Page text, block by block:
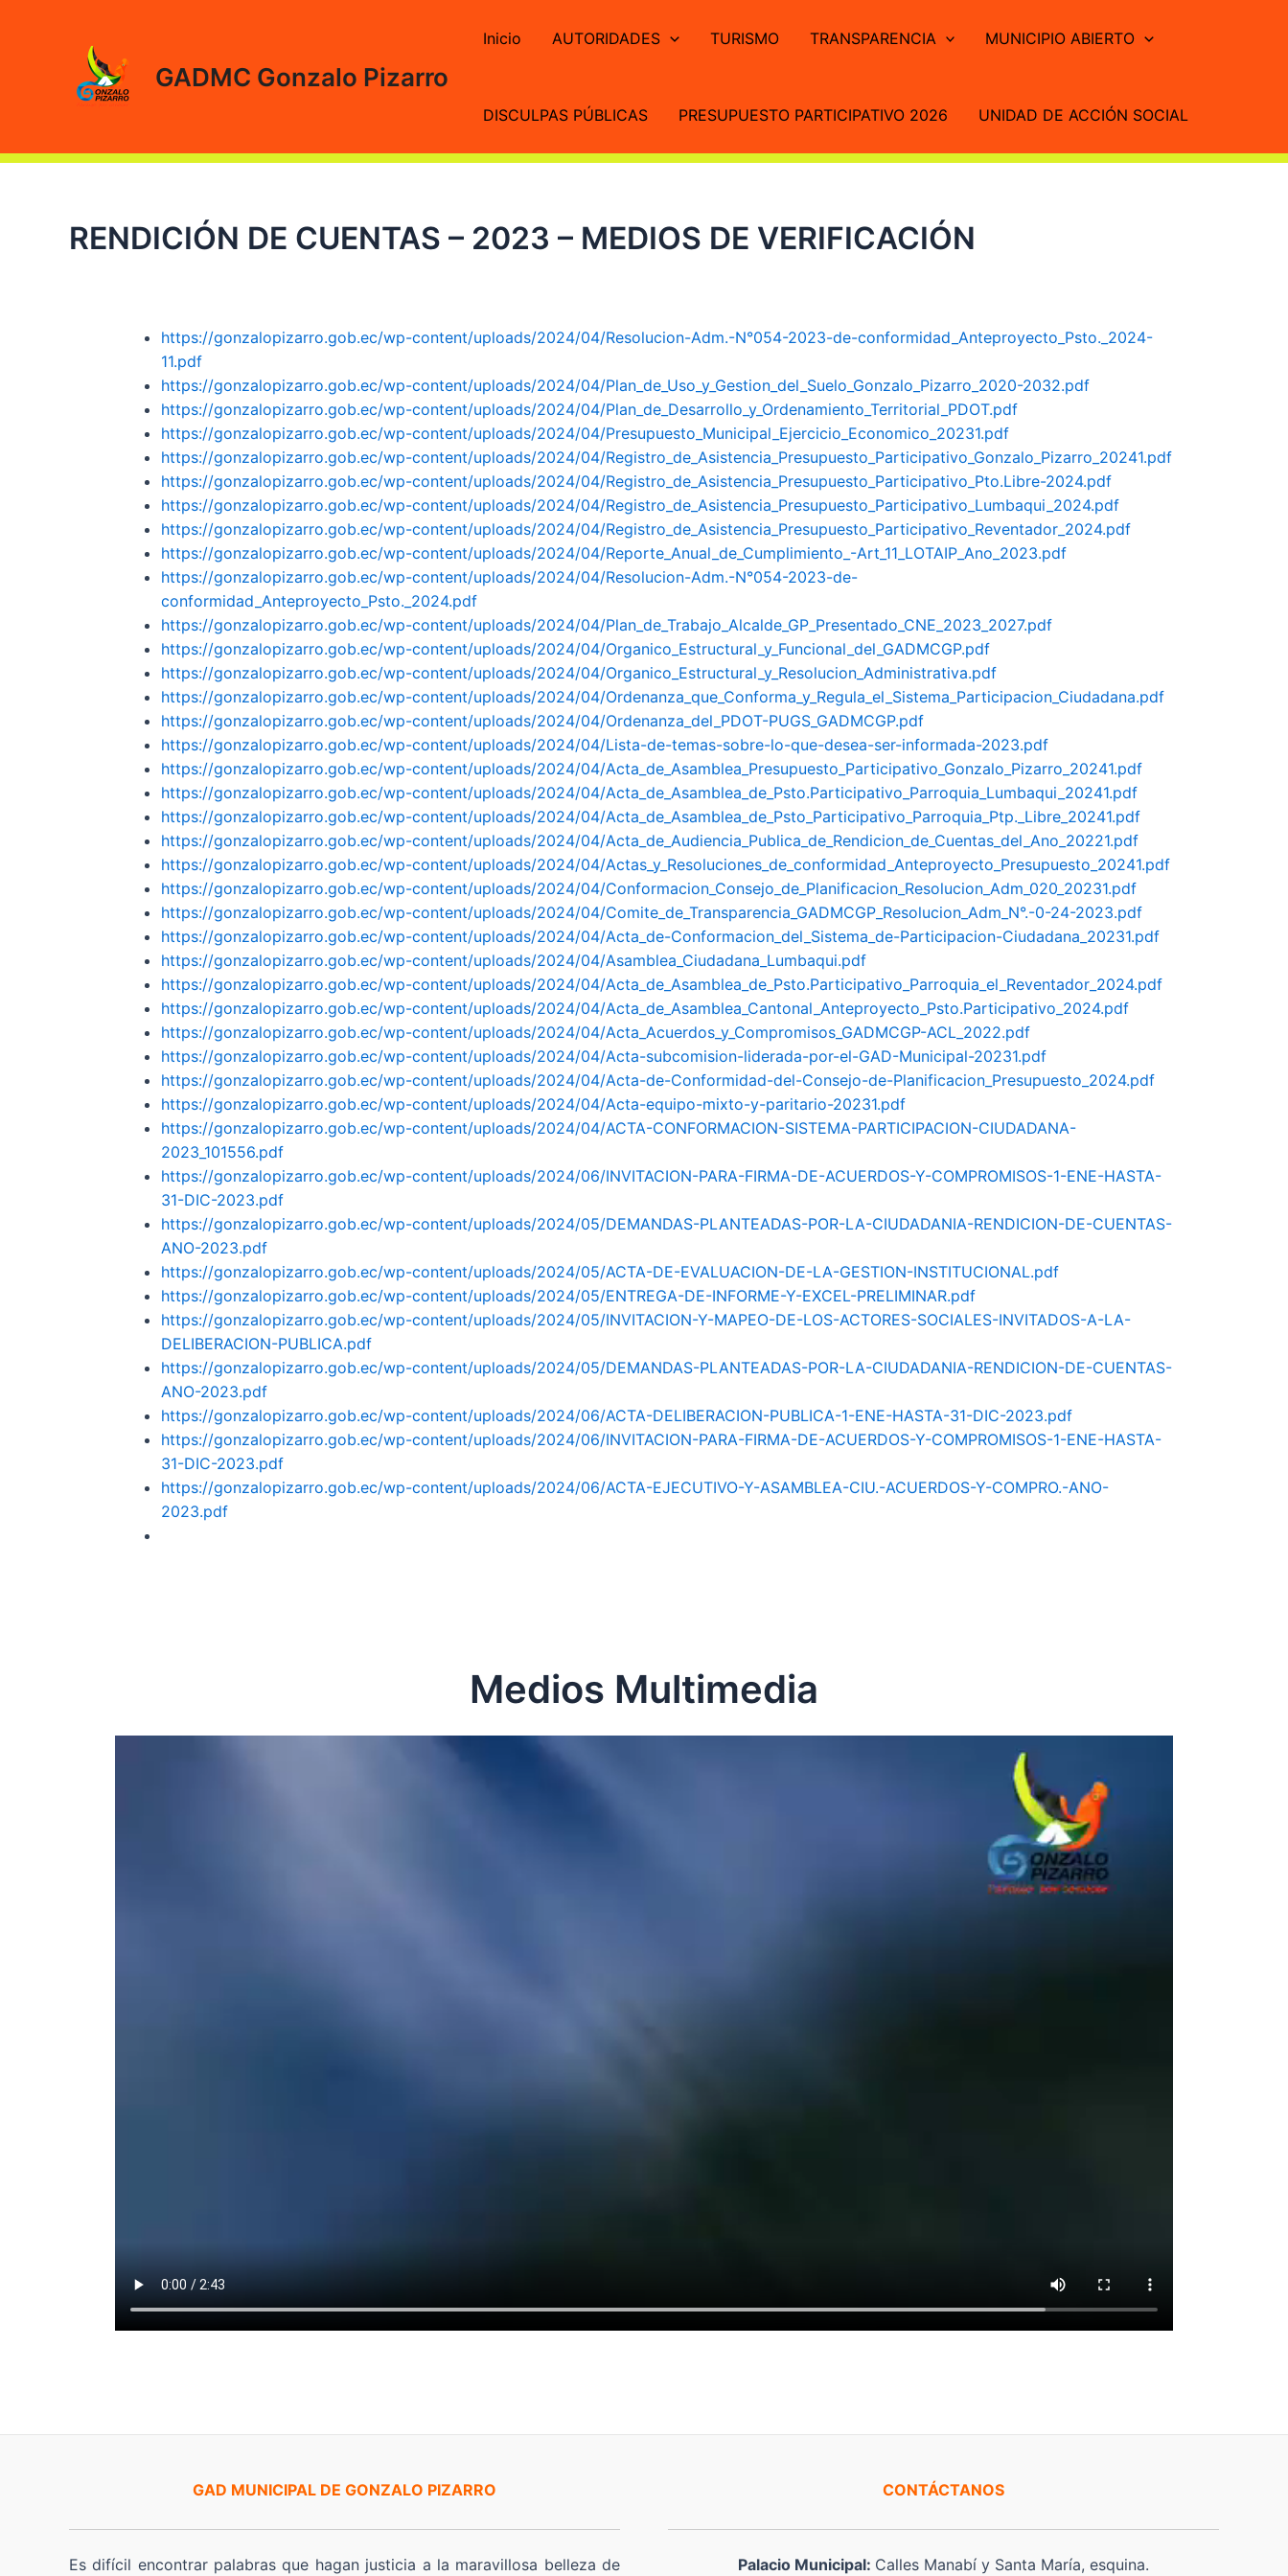
GADMC Gonzalo Pizarro
Inicio AUTORIDADES TURISMO TRANSPARENCIA MUNICIPIO ABIERTO
DISCULPAS PÚBLICAS PRESUPUESTO PARTICIPATIVO 2026 UNIDAD DE ACCIÓN SOCIAL
RENDICIÓN DE CUENTAS – 2023 – MEDIOS DE VERIFICACIÓN
https://gonzalopizarro.gob.ec/wp-content/uploads/2024/04/Resolucion-Adm.-N°054-2023-de-conformidad_Anteproyecto_Psto._2024-
11.pdf
https://gonzalopizarro.gob.ec/wp-content/uploads/2024/04/Plan_de_Uso_y_Gestion_del_Suelo_Gonzalo_Pizarro_2020-2032.pdf
https://gonzalopizarro.gob.ec/wp-content/uploads/2024/04/Plan_de_Desarrollo_y_Ordenamiento_Territorial_PDOT.pdf
https://gonzalopizarro.gob.ec/wp-content/uploads/2024/04/Presupuesto_Municipal_Ejercicio_Economico_20231.pdf
https://gonzalopizarro.gob.ec/wp-content/uploads/2024/04/Registro_de_Asistencia_Presupuesto_Participativo_Gonzalo_Pizarro_20241.pdf
https://gonzalopizarro.gob.ec/wp-content/uploads/2024/04/Registro_de_Asistencia_Presupuesto_Participativo_Pto.Libre-2024.pdf
https://gonzalopizarro.gob.ec/wp-content/uploads/2024/04/Registro_de_Asistencia_Presupuesto_Participativo_Lumbaqui_2024.pdf
https://gonzalopizarro.gob.ec/wp-content/uploads/2024/04/Registro_de_Asistencia_Presupuesto_Participativo_Reventador_2024.pdf
https://gonzalopizarro.gob.ec/wp-content/uploads/2024/04/Reporte_Anual_de_Cumplimiento_-Art_11_LOTAIP_Ano_2023.pdf
https://gonzalopizarro.gob.ec/wp-content/uploads/2024/04/Resolucion-Adm.-N°054-2023-de-
conformidad_Anteproyecto_Psto._2024.pdf
https://gonzalopizarro.gob.ec/wp-content/uploads/2024/04/Plan_de_Trabajo_Alcalde_GP_Presentado_CNE_2023_2027.pdf
https://gonzalopizarro.gob.ec/wp-content/uploads/2024/04/Organico_Estructural_y_Funcional_del_GADMCGP.pdf
https://gonzalopizarro.gob.ec/wp-content/uploads/2024/04/Organico_Estructural_y_Resolucion_Administrativa.pdf
https://gonzalopizarro.gob.ec/wp-content/uploads/2024/04/Ordenanza_que_Conforma_y_Regula_el_Sistema_Participacion_Ciudadana.pdf
https://gonzalopizarro.gob.ec/wp-content/uploads/2024/04/Ordenanza_del_PDOT-PUGS_GADMCGP.pdf
https://gonzalopizarro.gob.ec/wp-content/uploads/2024/04/Lista-de-temas-sobre-lo-que-desea-ser-informada-2023.pdf
https://gonzalopizarro.gob.ec/wp-content/uploads/2024/04/Acta_de_Asamblea_Presupuesto_Participativo_Gonzalo_Pizarro_20241.pdf
https://gonzalopizarro.gob.ec/wp-content/uploads/2024/04/Acta_de_Asamblea_de_Psto.Participativo_Parroquia_Lumbaqui_20241.pdf
https://gonzalopizarro.gob.ec/wp-content/uploads/2024/04/Acta_de_Asamblea_de_Psto_Participativo_Parroquia_Ptp._Libre_20241.pdf
https://gonzalopizarro.gob.ec/wp-content/uploads/2024/04/Acta_de_Audiencia_Publica_de_Rendicion_de_Cuentas_del_Ano_20221.pdf
https://gonzalopizarro.gob.ec/wp-content/uploads/2024/04/Actas_y_Resoluciones_de_conformidad_Anteproyecto_Presupuesto_20241.pdf
https://gonzalopizarro.gob.ec/wp-content/uploads/2024/04/Conformacion_Consejo_de_Planificacion_Resolucion_Adm_020_20231.pdf
https://gonzalopizarro.gob.ec/wp-content/uploads/2024/04/Comite_de_Transparencia_GADMCGP_Resolucion_Adm_N°.-0-24-2023.pdf
https://gonzalopizarro.gob.ec/wp-content/uploads/2024/04/Acta_de-Conformacion_del_Sistema_de-Participacion-Ciudadana_20231.pdf
https://gonzalopizarro.gob.ec/wp-content/uploads/2024/04/Asamblea_Ciudadana_Lumbaqui.pdf
https://gonzalopizarro.gob.ec/wp-content/uploads/2024/04/Acta_de_Asamblea_de_Psto.Participativo_Parroquia_el_Reventador_2024.pdf
https://gonzalopizarro.gob.ec/wp-content/uploads/2024/04/Acta_de_Asamblea_Cantonal_Anteproyecto_Psto.Participativo_2024.pdf
https://gonzalopizarro.gob.ec/wp-content/uploads/2024/04/Acta_Acuerdos_y_Compromisos_GADMCGP-ACL_2022.pdf
https://gonzalopizarro.gob.ec/wp-content/uploads/2024/04/Acta-subcomision-liderada-por-el-GAD-Municipal-20231.pdf
https://gonzalopizarro.gob.ec/wp-content/uploads/2024/04/Acta-de-Conformidad-del-Consejo-de-Planificacion_Presupuesto_2024.pdf
https://gonzalopizarro.gob.ec/wp-content/uploads/2024/04/Acta-equipo-mixto-y-paritario-20231.pdf
https://gonzalopizarro.gob.ec/wp-content/uploads/2024/04/ACTA-CONFORMACION-SISTEMA-PARTICIPACION-CIUDADANA-
2023_101556.pdf
https://gonzalopizarro.gob.ec/wp-content/uploads/2024/06/INVITACION-PARA-FIRMA-DE-ACUERDOS-Y-COMPROMISOS-1-ENE-HASTA-
31-DIC-2023.pdf
https://gonzalopizarro.gob.ec/wp-content/uploads/2024/05/DEMANDAS-PLANTEADAS-POR-LA-CIUDADANIA-RENDICION-DE-CUENTAS-
ANO-2023.pdf
https://gonzalopizarro.gob.ec/wp-content/uploads/2024/05/ACTA-DE-EVALUACION-DE-LA-GESTION-INSTITUCIONAL.pdf
https://gonzalopizarro.gob.ec/wp-content/uploads/2024/05/ENTREGA-DE-INFORME-Y-EXCEL-PRELIMINAR.pdf
https://gonzalopizarro.gob.ec/wp-content/uploads/2024/05/INVITACION-Y-MAPEO-DE-LOS-ACTORES-SOCIALES-INVITADOS-A-LA-
DELIBERACION-PUBLICA.pdf
https://gonzalopizarro.gob.ec/wp-content/uploads/2024/05/DEMANDAS-PLANTEADAS-POR-LA-CIUDADANIA-RENDICION-DE-CUENTAS-
ANO-2023.pdf
https://gonzalopizarro.gob.ec/wp-content/uploads/2024/06/ACTA-DELIBERACION-PUBLICA-1-ENE-HASTA-31-DIC-2023.pdf
https://gonzalopizarro.gob.ec/wp-content/uploads/2024/06/INVITACION-PARA-FIRMA-DE-ACUERDOS-Y-COMPROMISOS-1-ENE-HASTA-
31-DIC-2023.pdf
https://gonzalopizarro.gob.ec/wp-content/uploads/2024/06/ACTA-EJECUTIVO-Y-ASAMBLEA-CIU.-ACUERDOS-Y-COMPRO.-ANO-
2023.pdf
Medios Multimedia
GAD MUNICIPAL DE GONZALO PIZARRO
Es difícil encontrar palabras que hagan justicia a la maravillosa belleza de
CONTÁCTANOS
Palacio Municipal: Calles Manabí y Santa María, esquina.